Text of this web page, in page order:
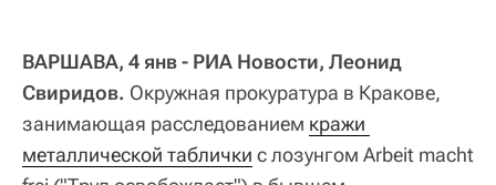
ВАРШАВА, 4 янв - РИА Новости, Леонид
Свиридов. Окружная прокуратура в Кракове,
занимающая расследованием кражи
металлической таблички с лозунгом Arbeit macht